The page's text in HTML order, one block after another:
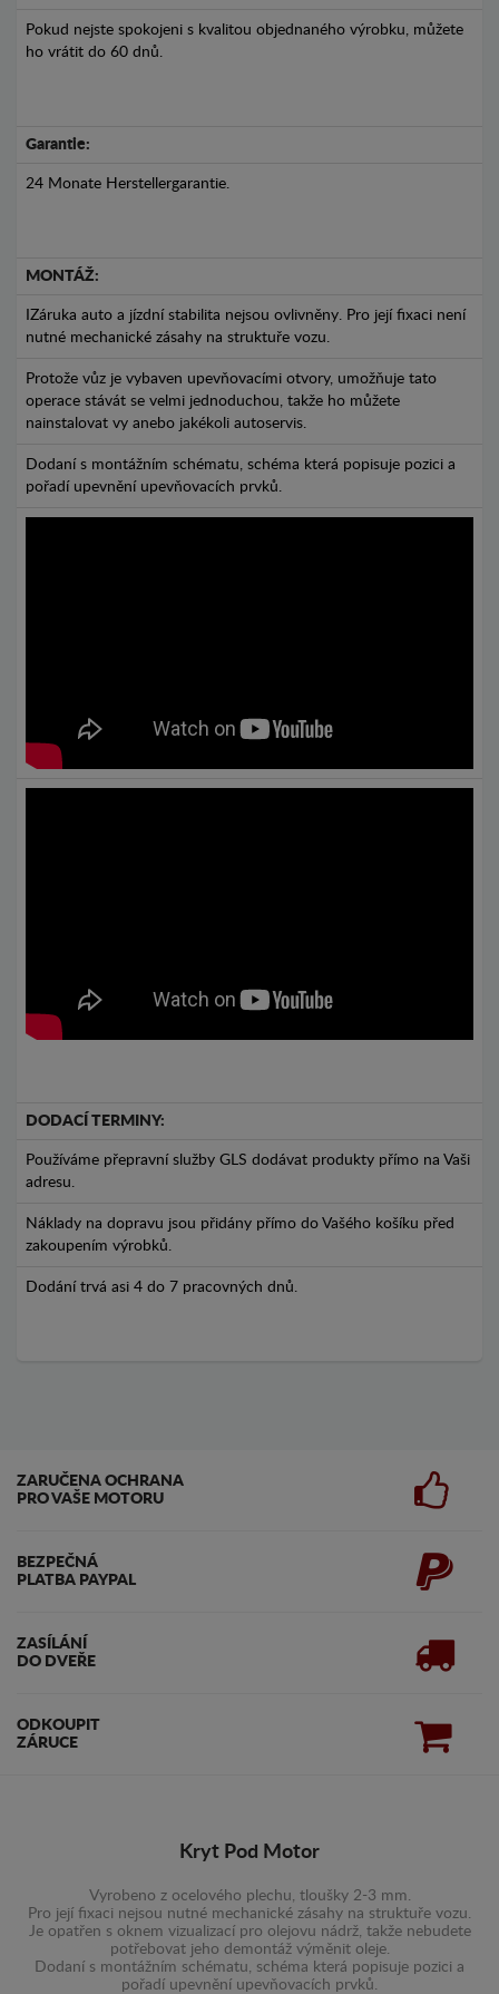
Pokud nejste spokojeni s kvalitou objednaného výrobku, můžete
ho vrátit do 60 dnů.
Garantie:
24 Monate Herstellergarantie.
MONTÁŽ:
IZáruka auto a jízdní stabilita nejsou ovlivněny. Pro její fixaci není
nutné mechanické zásahy na struktuře vozu.
Protože vůz je vybaven upevňovacími otvory, umožňuje tato
operace stávát se velmi jednoduchou, takže ho můžete
nainstalovat vy anebo jakékoli autoservis.
Dodaní s montážním schématu, schéma která popisuje pozici a
pořadí upevnění upevňovacích prvků.
DODACÍ TERMINY:
Používáme přepravní služby GLS dodávat produkty přímo na Vaši
adresu.
Náklady na dopravu jsou přidány přímo do Vašého košíku před
zakoupením výrobků.
Dodání trvá asi 4 do 7 pracovných dnů.
ZARUČENA OCHRANA
PRO VAŠE MOTORU
BEZPEČNÁ
PLATBA PAYPAL
ZASÍLÁNÍ
DO DVEŘE
ODKOUPIT
ZÁRUCE
Kryt Pod Motor
Vyrobeno z ocelového plechu, tloušky 2-3 mm.
Pro její fixaci nejsou nutné mechanické zásahy na struktuře vozu.
Je opatřen s oknem vizualizací pro olejovu nádrž, takže nebudete
potřebovat jeho demontáž výměnit oleje.
Dodaní s montážním schématu, schéma která popisuje pozici a
pořadí upevnění upevňovacích prvků.